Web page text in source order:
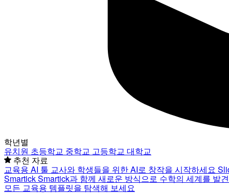
학년별
유치원 초등학교 중학교 고등학교 대학교
추천 자료
교육용 AI 툴 교사와 학생들을 위한 AI로 창작을 시작하세요
SmartickSmartick과 함께 새로운 방식으로 수학의 세계를 발
모든 교육용 템플릿을 탐색해 보세요